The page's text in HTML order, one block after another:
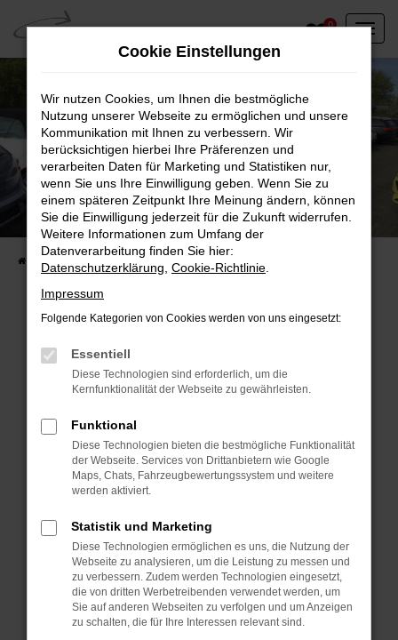
Zum
Hauptinhalt
springen
0
Unser Fahrzeugbestand vor Ort
Entdecken Sie unsere sofort verfügbaren
Fahrzeugangebote
Fehler: Network Error
Beim Laden ist ein Fehler aufgetreten.
Hier sind ein paar Tipps, die dir helfen können:
Überprüfe deine Firewall und deine
Internetverbindung.
Laden andere Webseiten, zum Beispiel deine
Suchmaschine?
Manche Erweiterungen, wie Werbeblocker,
können das Laden bestimmter Seiten
verhindern. Funktioniert die Seite in einem
anderen Browser oder in einem privaten
Fenster?
Cookie Einstellungen
Wir nutzen Cookies, um Ihnen die bestmögliche
Nutzung unserer Webseite zu ermöglichen und unsere
Kommunikation mit Ihnen zu verbessern. Wir
berücksichtigen hierbei Ihre Präferenzen und
verarbeiten Daten für Marketing und Statistiken nur,
wenn Sie uns Ihre Einwilligung geben. Wenn Sie zu
einem späteren Zeitpunkt Ihre Meinung ändern, können
Sie die Einwilligung jederzeit für die Zukunft widerrufen.
Weitere Informationen zum Umfang der
Datenverarbeitung finden Sie hier:
Datenschutzerklärung Cookie-Richtlinie
Impressum
Folgende Kategorien von Cookies werden von uns eingesetzt:
Essentiell
Diese Technologien sind erforderlich, um die
Kernfunktionalität der Webseite zu gewährleisten.
Funktional
Diese Technologien bieten die bestmögliche Funktionalität
der Webseite. Services von Drittanbietern wie Google
Maps, Chats, Fahrzeugbewertungssystem und weitere
werden aktiviert.
Statistik und Marketing
Diese Technologien ermöglichen es uns, die Nutzung der
Webseite zu analysieren, um die Leistung zu messen und
zu verbessern. Zudem werden Technologien eingesetzt,
die von dritten Werbetreibenden verwendet werden, um
Sie auf anderen Webseiten zu verfolgen und um Anzeigen
zu schalten, die für Ihre Interessen relevant sind.